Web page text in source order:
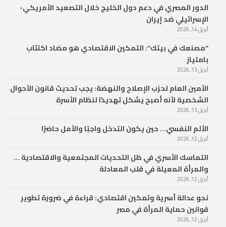
الدور المصري في دعم دول الخليج خلال التصعيد الأمريكي-
الإسرائيلي ضد إيران
أبريل 14, 2026
“مصنعك في بيتك”: التمكين الاقتصادي هو مضاد اكتئاب
بامتياز
أبريل 13, 2026
الأمين العام لحزب الإصلاح والنهضة: يجب تحديث قانون الأحوال
الشخصية لأنه أصبح يشكل تهديدًا لنظام الأسرة
أبريل 13, 2026
الألم النفسي… حين يكون التدخل واجبًا والأمل حاضرًا
أبريل 12, 2026
التماسك الأسري في ظل التحديات المجتمعية والاقتصادية …
والمرأة المعيلة في قلب المعادلة
أبريل 12, 2026
نحو عدالة أسرية وتمكين اقتصادي: قراءة في ضرورة تطوير
قوانين حماية المرأة في مصر
أبريل 12, 2026